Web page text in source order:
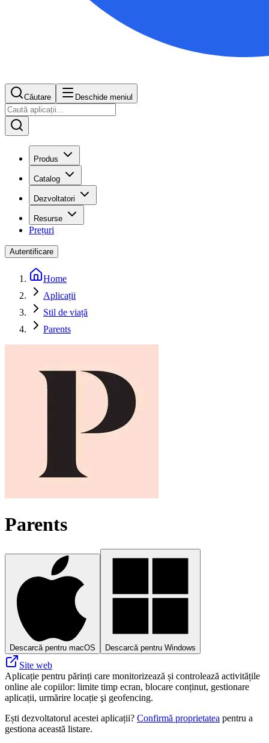
Căutare Deschide meniul
Produs
Catalog
Dezvoltatori
Resurse
Prețuri
Autentificare
Home
Aplicații
Stil de viață
Parents
Parents
Descarcă pentru macOS Descarcă pentru Windows
Site web
Aplicație pentru părinți care monitorizează și controlează activitățile
online ale copiilor: limite timp ecran, blocare conținut, gestionare
aplicații, urmărire locație şi geofencing.
Ești dezvoltatorul acestei aplicații? Confirmă proprietatea pentru a
gestiona această listare.